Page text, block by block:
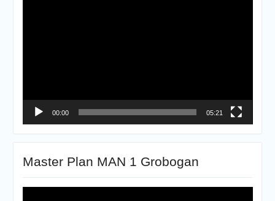
00:00 05:21
Master Plan MAN 1 Grobogan